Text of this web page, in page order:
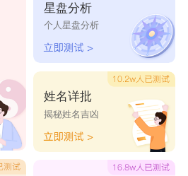
星盘分析
个人星盘分析
姓名详批
揭秘姓名吉凶